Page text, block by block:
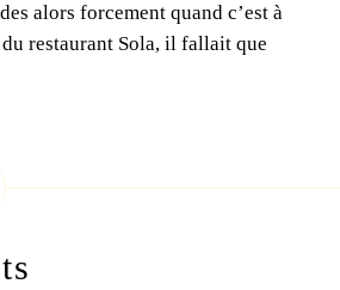
alors forcement quand c’est à
restaurant Sola, il fallait que